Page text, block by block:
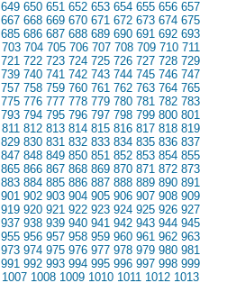
649 650 651 652 653 654 655 656 657
667 668 669 670 671 672 673 674 675
685 686 687 688 689 690 691 692 693
703 704 705 706 707 708 709 710 711
721 722 723 724 725 726 727 728 729
739 740 741 742 743 744 745 746 747
757 758 759 760 761 762 763 764 765
775 776 777 778 779 780 781 782 783
793 794 795 796 797 798 799 800 801
811 812 813 814 815 816 817 818 819
829 830 831 832 833 834 835 836 837
847 848 849 850 851 852 853 854 855
865 866 867 868 869 870 871 872 873
883 884 885 886 887 888 889 890 891
901 902 903 904 905 906 907 908 909
919 920 921 922 923 924 925 926 927
937 938 939 940 941 942 943 944 945
955 956 957 958 959 960 961 962 963
973 974 975 976 977 978 979 980 981
991 992 993 994 995 996 997 998 999
1007 1008 1009 1010 1011 1012 1013